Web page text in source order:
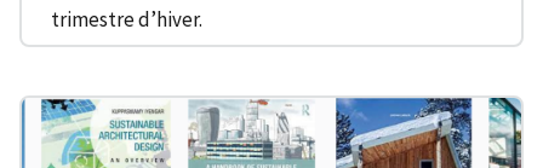
trimestre d’hiver.